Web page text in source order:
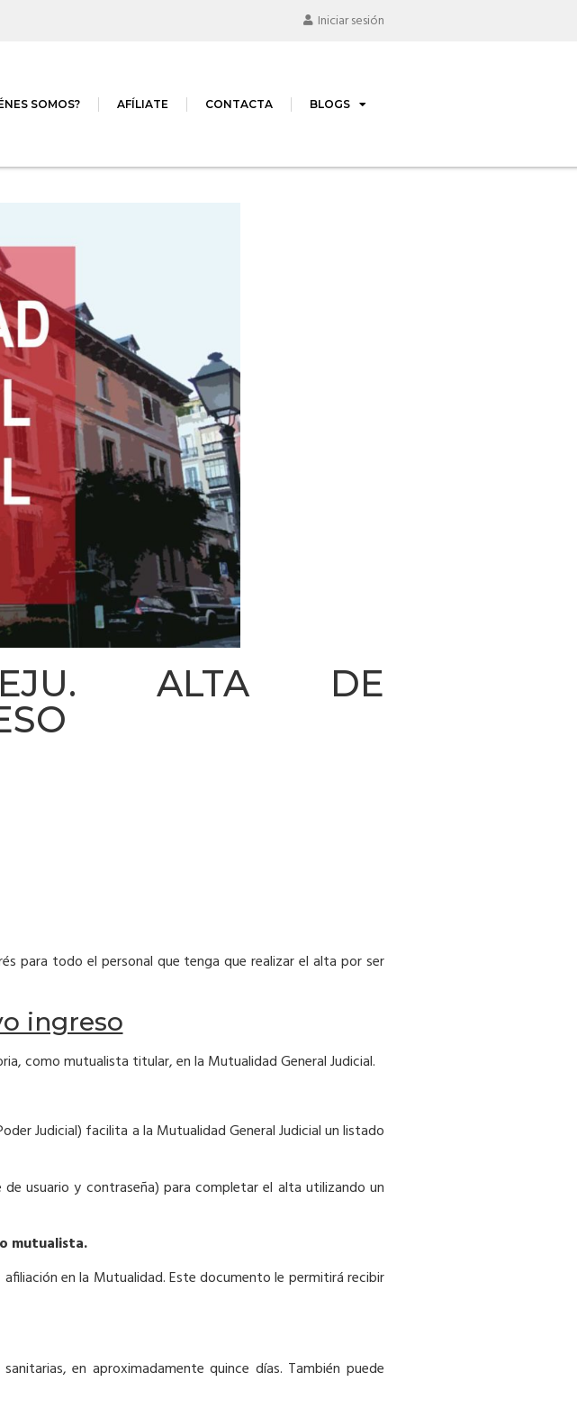
Iniciar sesión
SOMOS? AFÍLIATE CONTACTA BLOGS
ALTA DE
para todo el personal que tenga que realizar el alta por ser
ingreso
como mutualista titular, en la Mutualidad General Judicial.
Judicial) facilita a la Mutualidad General Judicial un listado
usuario y contraseña) para completar el alta utilizando un
mutualista.
en la Mutualidad. Este documento le permitirá recibir
en aproximadamente quince días. También puede